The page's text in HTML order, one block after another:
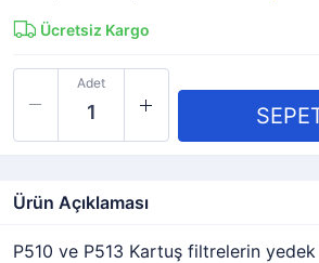
Ücretsiz Kargo
Adet
Ürün Açıklaması
P510 ve P513 Kartuş filtrelerin yedek